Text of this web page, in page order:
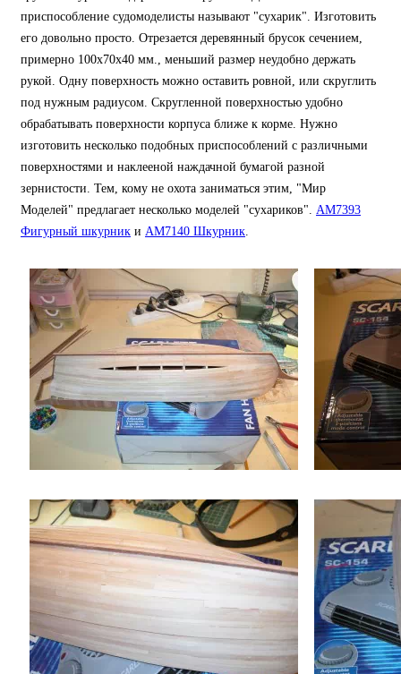
приспособление судомоделисты называют "сухарик". Изготовить
его довольно просто. Отрезается деревянный брусок сечением,
примерно 100х70х40 мм., меньший размер неудобно держать
рукой. Одну поверхность можно оставить ровной, или скруглить
под нужным радиусом. Скругленной поверхностью удобно
обрабатывать поверхности корпуса ближе к корме. Нужно
изготовить несколько подобных приспособлений с различными
поверхностями и наклееной наждачной бумагой разной
зернистости. Тем, кому не охота заниматься этим, "Мир
Моделей" предлагает несколько моделей "сухариков". AM7393
Фигурный шкурник и AM7140 Шкурник